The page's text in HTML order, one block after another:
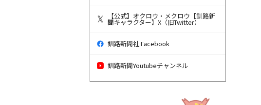
【公式】オクロウ・メクロウ【釧路新
聞キャラクター】X（旧Twitter）
釧路新聞社 Facebook
釧路新聞Youtubeチャンネル